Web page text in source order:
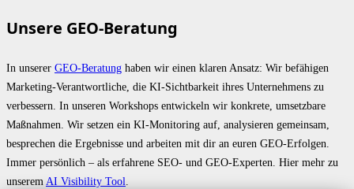
Unsere GEO-Beratung
In unserer GEO-Beratung haben wir einen klaren Ansatz: Wir befähigen
Marketing-Verantwortliche, die KI-Sichtbarkeit ihres Unternehmens zu
verbessern. In unseren Workshops entwickeln wir konkrete, umsetzbare
Maßnahmen. Wir setzen ein KI-Monitoring auf, analysieren gemeinsam,
besprechen die Ergebnisse und arbeiten mit dir an euren GEO-Erfolgen.
Immer persönlich – als erfahrene SEO- und GEO-Experten. Hier mehr zu
unseremAI Visibility Tool.